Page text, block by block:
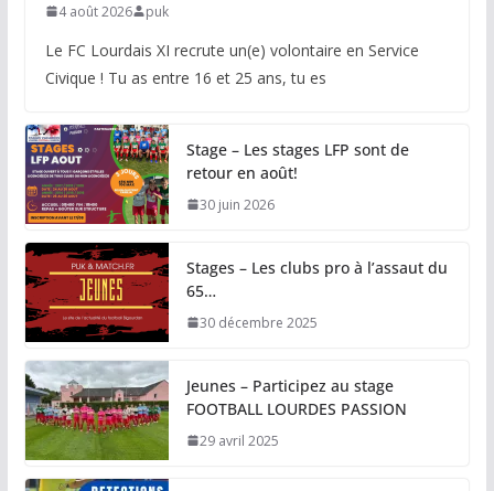
4 août 2026 puk
Le FC Lourdais XI recrute un(e) volontaire en Service
Civique ! Tu as entre 16 et 25 ans, tu es
Stage – Les stages LFP sont de
retour en août!
30 juin 2026
Stages – Les clubs pro à l’assaut du
65…
30 décembre 2025
Jeunes – Participez au stage
FOOTBALL LOURDES PASSION
29 avril 2025